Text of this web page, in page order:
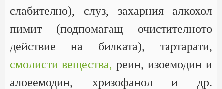
слабително), слуз, захарния алкохол
пимит (подпомагащ очистителното
действие на билката), тартарати,
смолисти вещества, реин, изоемодин и
алоеемодин, хризофанол и др.